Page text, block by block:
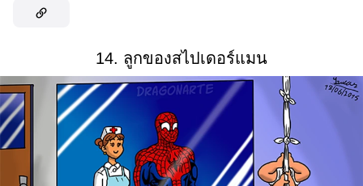
14. ลูกของสไปเดอร์แมน